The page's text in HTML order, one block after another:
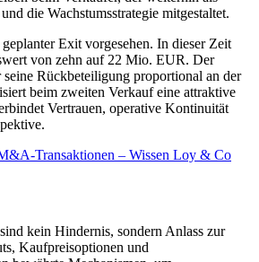
die Wachstumsstrategie mitgestaltet.
Exit vorgesehen. In dieser Zeit
von zehn auf 22 Mio. EUR. Der
Rückbeteiligung proportional an der
beim zweiten Verkauf eine attraktive
Vertrauen, operative Kontinuität
kein Hindernis, sondern Anlass zur
Kaufpreisoptionen und